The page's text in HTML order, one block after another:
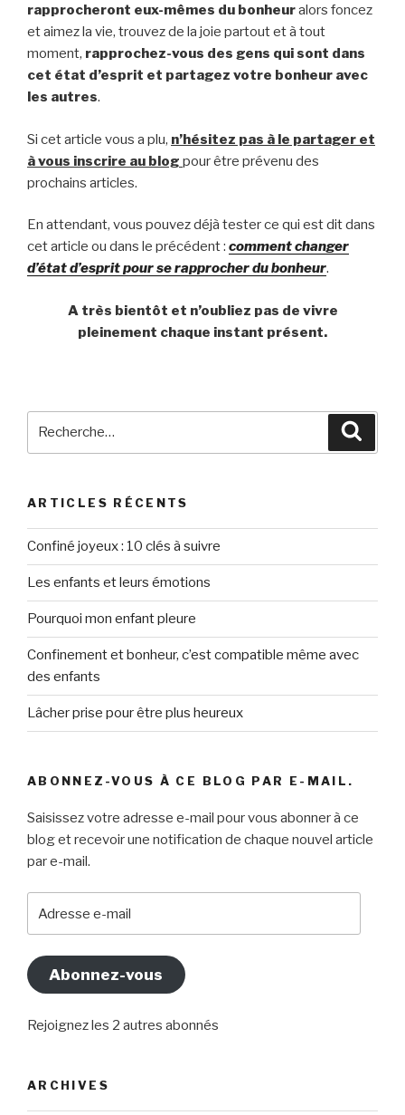
rapprocheront eux-mêmes du bonheuralors foncez
et aimez la vie, trouvez de la joie partout et à tout
moment, rapprochez-vous des gens qui sont dans
cet état d’esprit et partagez votre bonheur avec
les autres.
Si cet article vous a plu, n’hésitez pas à le partager et
à vous inscrire au blog pour être prévenu des
prochains articles.
En attendant, vous pouvez déjà tester ce qui est dit dans
cet article ou dans le précédent : comment changer
d’état d’esprit pour se rapprocher du bonheur.
A très bientôt et n’oubliez pas de vivre
pleinement chaque instant présent.
ARTICLES RÉCENTS
Confiné joyeux : 10 clés à suivre
Les enfants et leurs émotions
Pourquoi mon enfant pleure
Confinement et bonheur, c’est compatible même avec
des enfants
Lâcher prise pour être plus heureux
ABONNEZ-VOUS À CE BLOG PAR E-MAIL.
Saisissez votre adresse e-mail pour vous abonner à ce
blog et recevoir une notification de chaque nouvel article
par e-mail.
e-
Abonnez-vous
Rejoignez les 2 autres abonnés
ARCHIVES